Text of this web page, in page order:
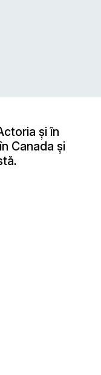
şi în
Canada şi